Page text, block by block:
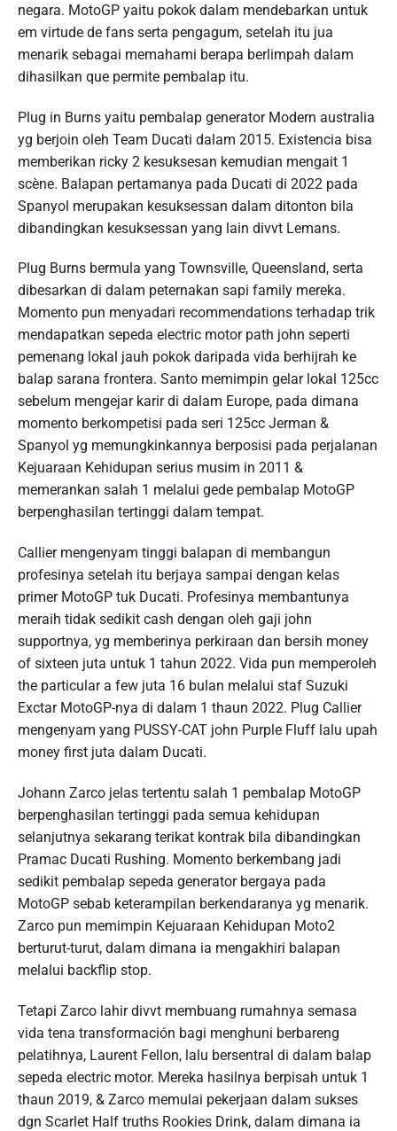
negara. MotoGP yaitu pokok dalam mendebarkan untuk
em virtude de fans serta pengagum, setelah itu jua
menarik sebagai memahami berapa berlimpah dalam
dihasilkan que permite pembalap itu.
Plug in Burns yaitu pembalap generator Modern australia
yg berjoin oleh Team Ducati dalam 2015. Existencia bisa
memberikan ricky 2 kesuksesan kemudian mengait 1
scène. Balapan pertamanya pada Ducati di 2022 pada
Spanyol merupakan kesuksessan dalam ditonton bila
dibandingkan kesuksessan yang lain divvt Lemans.
Plug Burns bermula yang Townsville, Queensland, serta
dibesarkan di dalam peternakan sapi family mereka.
Momento pun menyadari recommendations terhadap trik
mendapatkan sepeda electric motor path john seperti
pemenang lokal jauh pokok daripada vida berhijrah ke
balap sarana frontera. Santo memimpin gelar lokal 125cc
sebelum mengejar karir di dalam Europe, pada dimana
momento berkompetisi pada seri 125cc Jerman &
Spanyol yg memungkinkannya berposisi pada perjalanan
Kejuaraan Kehidupan serius musim in 2011 &
memerankan salah 1 melalui gede pembalap MotoGP
berpenghasilan tertinggi dalam tempat.
Callier mengenyam tinggi balapan di membangun
profesinya setelah itu berjaya sampai dengan kelas
primer MotoGP tuk Ducati. Profesinya membantunya
meraih tidak sedikit cash dengan oleh gaji john
supportnya, yg memberinya perkiraan dan bersih money
of sixteen juta untuk 1 tahun 2022. Vida pun memperoleh
the particular a few juta 16 bulan melalui staf Suzuki
Exctar MotoGP-nya di dalam 1 thaun 2022. Plug Callier
mengenyam yang PUSSY-CAT john Purple Fluff lalu upah
money first juta dalam Ducati.
Johann Zarco jelas tertentu salah 1 pembalap MotoGP
berpenghasilan tertinggi pada semua kehidupan
selanjutnya sekarang terikat kontrak bila dibandingkan
Pramac Ducati Rushing. Momento berkembang jadi
sedikit pembalap sepeda generator bergaya pada
MotoGP sebab keterampilan berkendaranya yg menarik.
Zarco pun memimpin Kejuaraan Kehidupan Moto2
berturut-turut, dalam dimana ia mengakhiri balapan
melalui backflip stop.
Tetapi Zarco lahir divvt membuang rumahnya semasa
vida tena transformación bagi menghuni berbareng
pelatihnya, Laurent Fellon, lalu bersentral di dalam balap
sepeda electric motor. Mereka hasilnya berpisah untuk 1
thaun 2019, & Zarco memulai pekerjaan dalam sukses
dgn Scarlet Half truths Rookies Drink, dalam dimana ia